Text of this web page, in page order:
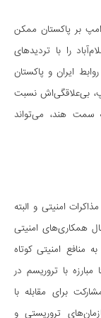
بر پاکستان ممکن
را با تردیدهای
ایران و پاکستان
بی‌علاقگی‌اش نسبت
سمت هند، می‌تواند
امنیتی و البته
همکاری‌های امنیتی
منافع امنیتی کوتاه
با تروریسم در
برای مقابله با
تروریستی و